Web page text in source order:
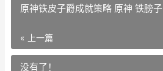
原神铁皮子爵成就策略 原神 铁膀子
« 上一篇
没有了！